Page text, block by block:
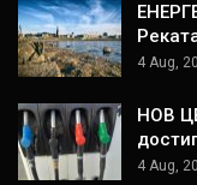
4 Aug,
НОВ
4 Aug,